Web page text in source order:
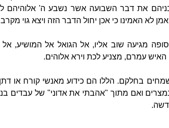
לבניהם את דבר השבועה אשר נשבע ה'
לא האמינו כי אכן יחול הדבר הזה ויצא גוי
מגיעה שוב אליו, אל הגואל אל המושיע,
האיש עמרם, מצניע לכת וירא אלוהים.
שמחים בחלקם. הללו הם כידוע מאנשי קורח או
ואם מתוך "אהבתי את אדוני" של עבדים